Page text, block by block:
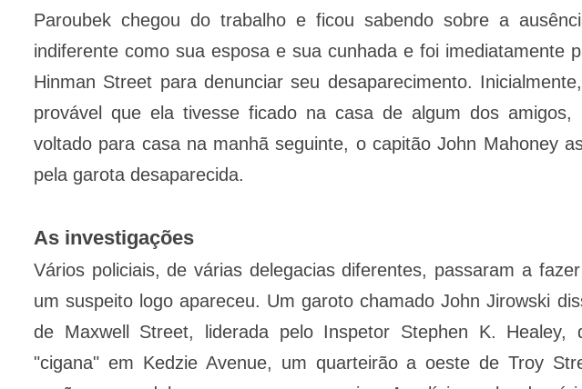
Paroubek chegou do trabalho e ficou sabendo sobre a
indiferente como sua esposa e sua cunhada e foi imediatamente
Hinman Street para denunciar seu desaparecimento.
provável que ela tivesse ficado na casa de algum dos amigos,
voltado para casa na manhã seguinte, o capitão John Mahoney
pela garota desaparecida.
As investigações
Vários policiais, de várias delegacias diferentes, passaram a
um suspeito logo apareceu. Um garoto chamado John Jirowski
de Maxwell Street, liderada pelo Inspetor Stephen K. Healey,
"cigana" em Kedzie Avenue, um quarteirão a oeste de Troy